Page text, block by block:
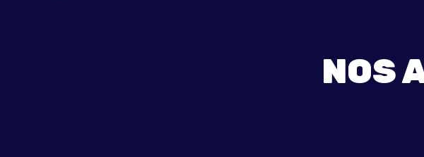
NOS